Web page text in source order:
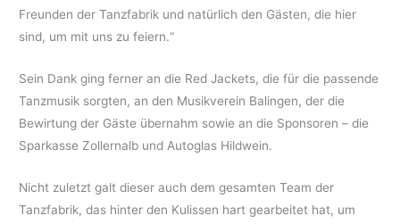
Freunden der Tanzfabrik und natürlich den Gästen, die hier
sind, um mit uns zu feiern.“
Sein Dank ging ferner an die Red Jackets, die für die passende
Tanzmusik sorgten, an den Musikverein Balingen, der die
Bewirtung der Gäste übernahm sowie an die Sponsoren – die
Sparkasse Zollernalb und Autoglas Hildwein.
Nicht zuletzt galt dieser auch dem gesamten Team der
Tanzfabrik, das hinter den Kulissen hart gearbeitet hat, um